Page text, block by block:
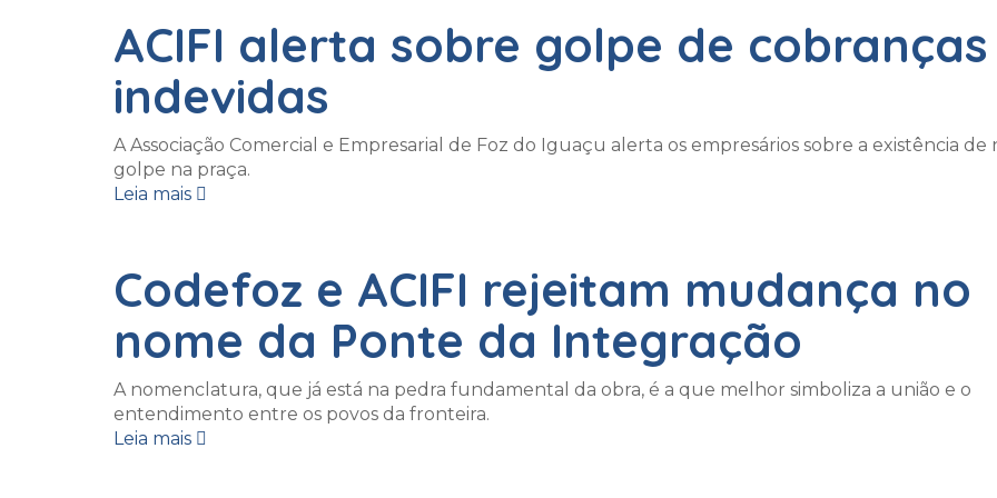
ACIFI alerta sobre golpe de cobranças
indevidas
A Associação Comercial e Empresarial de Foz do Iguaçu alerta os empresários sobre a existência de
golpe na praça.
Leia mais
Codefoz e ACIFI rejeitam mudança no
nome da Ponte da Integração
A nomenclatura, que já está na pedra fundamental da obra, é a que melhor simboliza a união e o
entendimento entre os povos da fronteira.
Leia mais